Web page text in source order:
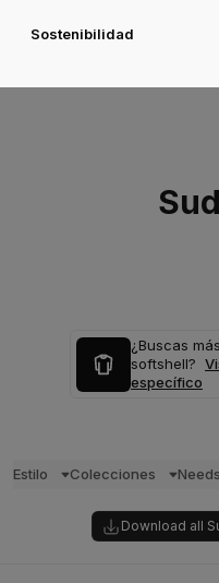
Sostenibilidad
¿Buscas
softshell?
específico
Estilo Colecciones Needs
Download all